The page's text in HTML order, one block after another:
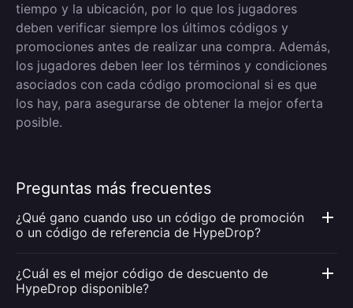
tiempo y la ubicación, por lo que los jugadores
deben verificar siempre los últimos códigos y
promociones antes de realizar una compra. Además,
los jugadores deben leer los términos y condiciones
asociados con cada código promocional si es que
los hay, para asegurarse de obtener la mejor oferta
posible.
Preguntas más frecuentes
¿Qué gano cuando uso un código de promoción
o un código de referencia de HypeDrop?
¿Cuál es el mejor código de descuento de
HypeDrop disponible?